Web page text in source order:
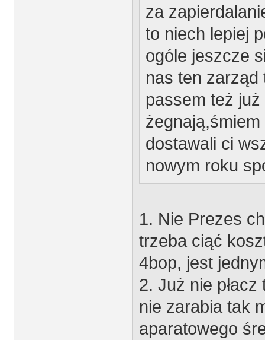
za
to niech lepiej
ogóle jeszcze
nas ten zarząd
passem też
dostawali ci
nowym roku
1. Nie Prezes
trzeba ciąć
4bop, jest
2. Już nie płacz
nie zarabia tak
aparatowego